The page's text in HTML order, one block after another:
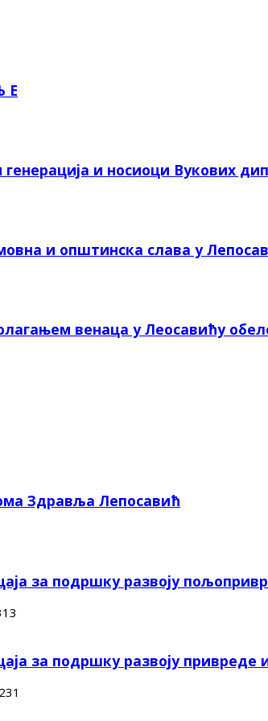
Е
и носиоци Вукових
и општинска слава у
венаца у Леосавићу
Здравља Лепосавић
за подршку развоју
за подршку развоју